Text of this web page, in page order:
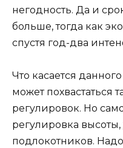
негодность. Да и
больше, тогда как
спустя год-два
Что касается
может похвастаться
регулировок. Но
регулировка
подлокотников. Надо